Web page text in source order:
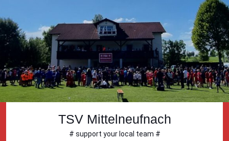
to
content
TSV Mittelneufnach
# support your local team #